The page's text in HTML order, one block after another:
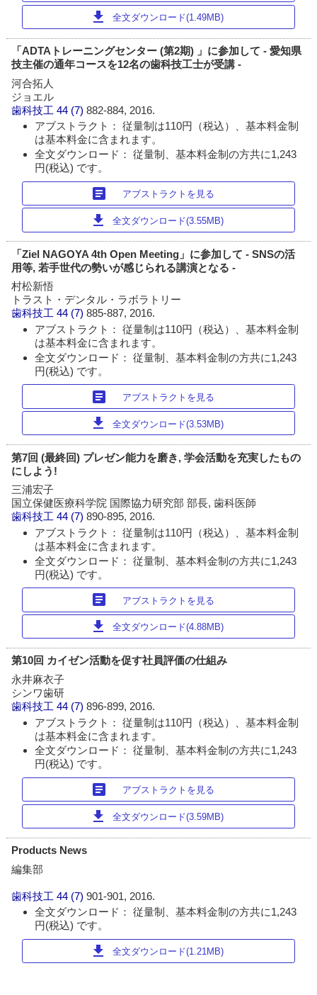
download 全文ダウンロード(1.49MB)
「ADTAトレーニングセンター (第2期) 」に参加して - 愛知県
技主催の通年コースを12名の歯科技工士が受講 -
河合拓人
ジョエル
歯科技工 44 (7)882-884, 2016.
アブストラクト： 従量制は110円（税込）、基本料金制
は基本料金に含まれます。
全文ダウンロード： 従量制、基本料金制の方共に1,243
円(税込) です。
article アブストラクトを見る
download 全文ダウンロード(3.55MB)
「Ziel NAGOYA 4th Open Meeting」に参加して - SNSの活
用等, 若手世代の勢いが感じられる講演となる -
村松新悟
トラスト・デンタル・ラボラトリー
歯科技工 44 (7)885-887, 2016.
アブストラクト： 従量制は110円（税込）、基本料金制
は基本料金に含まれます。
全文ダウンロード： 従量制、基本料金制の方共に1,243
円(税込) です。
article アブストラクトを見る
download 全文ダウンロード(3.53MB)
第7回 (最終回) プレゼン能力を磨き, 学会活動を充実したもの
にしよう!
三浦宏子
国立保健医療科学院 国際協力研究部 部長, 歯科医師
歯科技工 44 (7)890-895, 2016.
アブストラクト： 従量制は110円（税込）、基本料金制
は基本料金に含まれます。
全文ダウンロード： 従量制、基本料金制の方共に1,243
円(税込) です。
article アブストラクトを見る
download 全文ダウンロード(4.88MB)
第10回 カイゼン活動を促す社員評価の仕組み
永井麻衣子
シンワ歯研
歯科技工 44 (7)896-899, 2016.
アブストラクト： 従量制は110円（税込）、基本料金制
は基本料金に含まれます。
全文ダウンロード： 従量制、基本料金制の方共に1,243
円(税込) です。
article アブストラクトを見る
download 全文ダウンロード(3.59MB)
Products News
編集部
歯科技工 44 (7)901-901, 2016.
全文ダウンロード： 従量制、基本料金制の方共に1,243
円(税込) です。
download 全文ダウンロード(1.21MB)